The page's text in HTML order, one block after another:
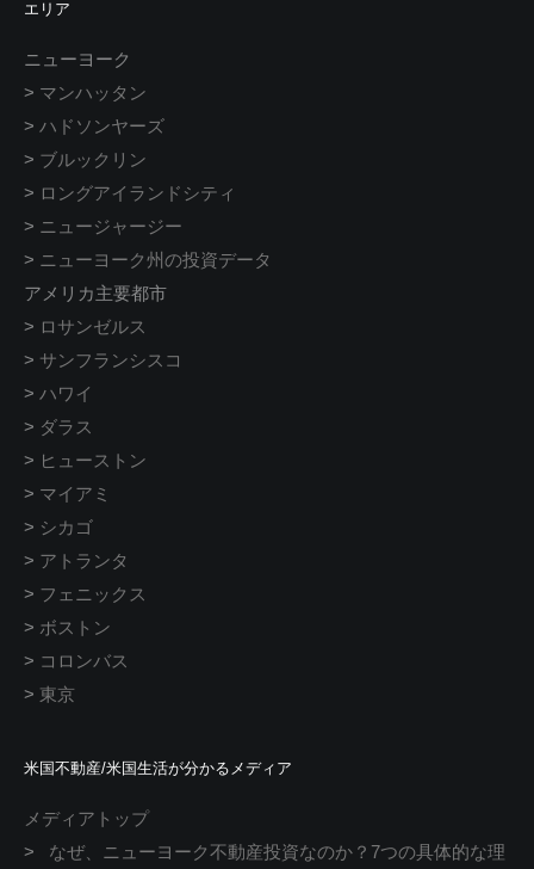
エリア
ニューヨーク
> マンハッタン
> ハドソンヤーズ
> ブルックリン
> ロングアイランドシティ
> ニュージャージー
> ニューヨーク州の投資データ
アメリカ主要都市
> ロサンゼルス
> サンフランシスコ
> ハワイ
> ダラス
> ヒューストン
> マイアミ
> シカゴ
> アトランタ
> フェニックス
> ボストン
> コロンバス
> 東京
米国不動産/米国生活が分かるメディア
メディアトップ
> なぜ、ニューヨーク不動産投資なのか？7つの具体的な理